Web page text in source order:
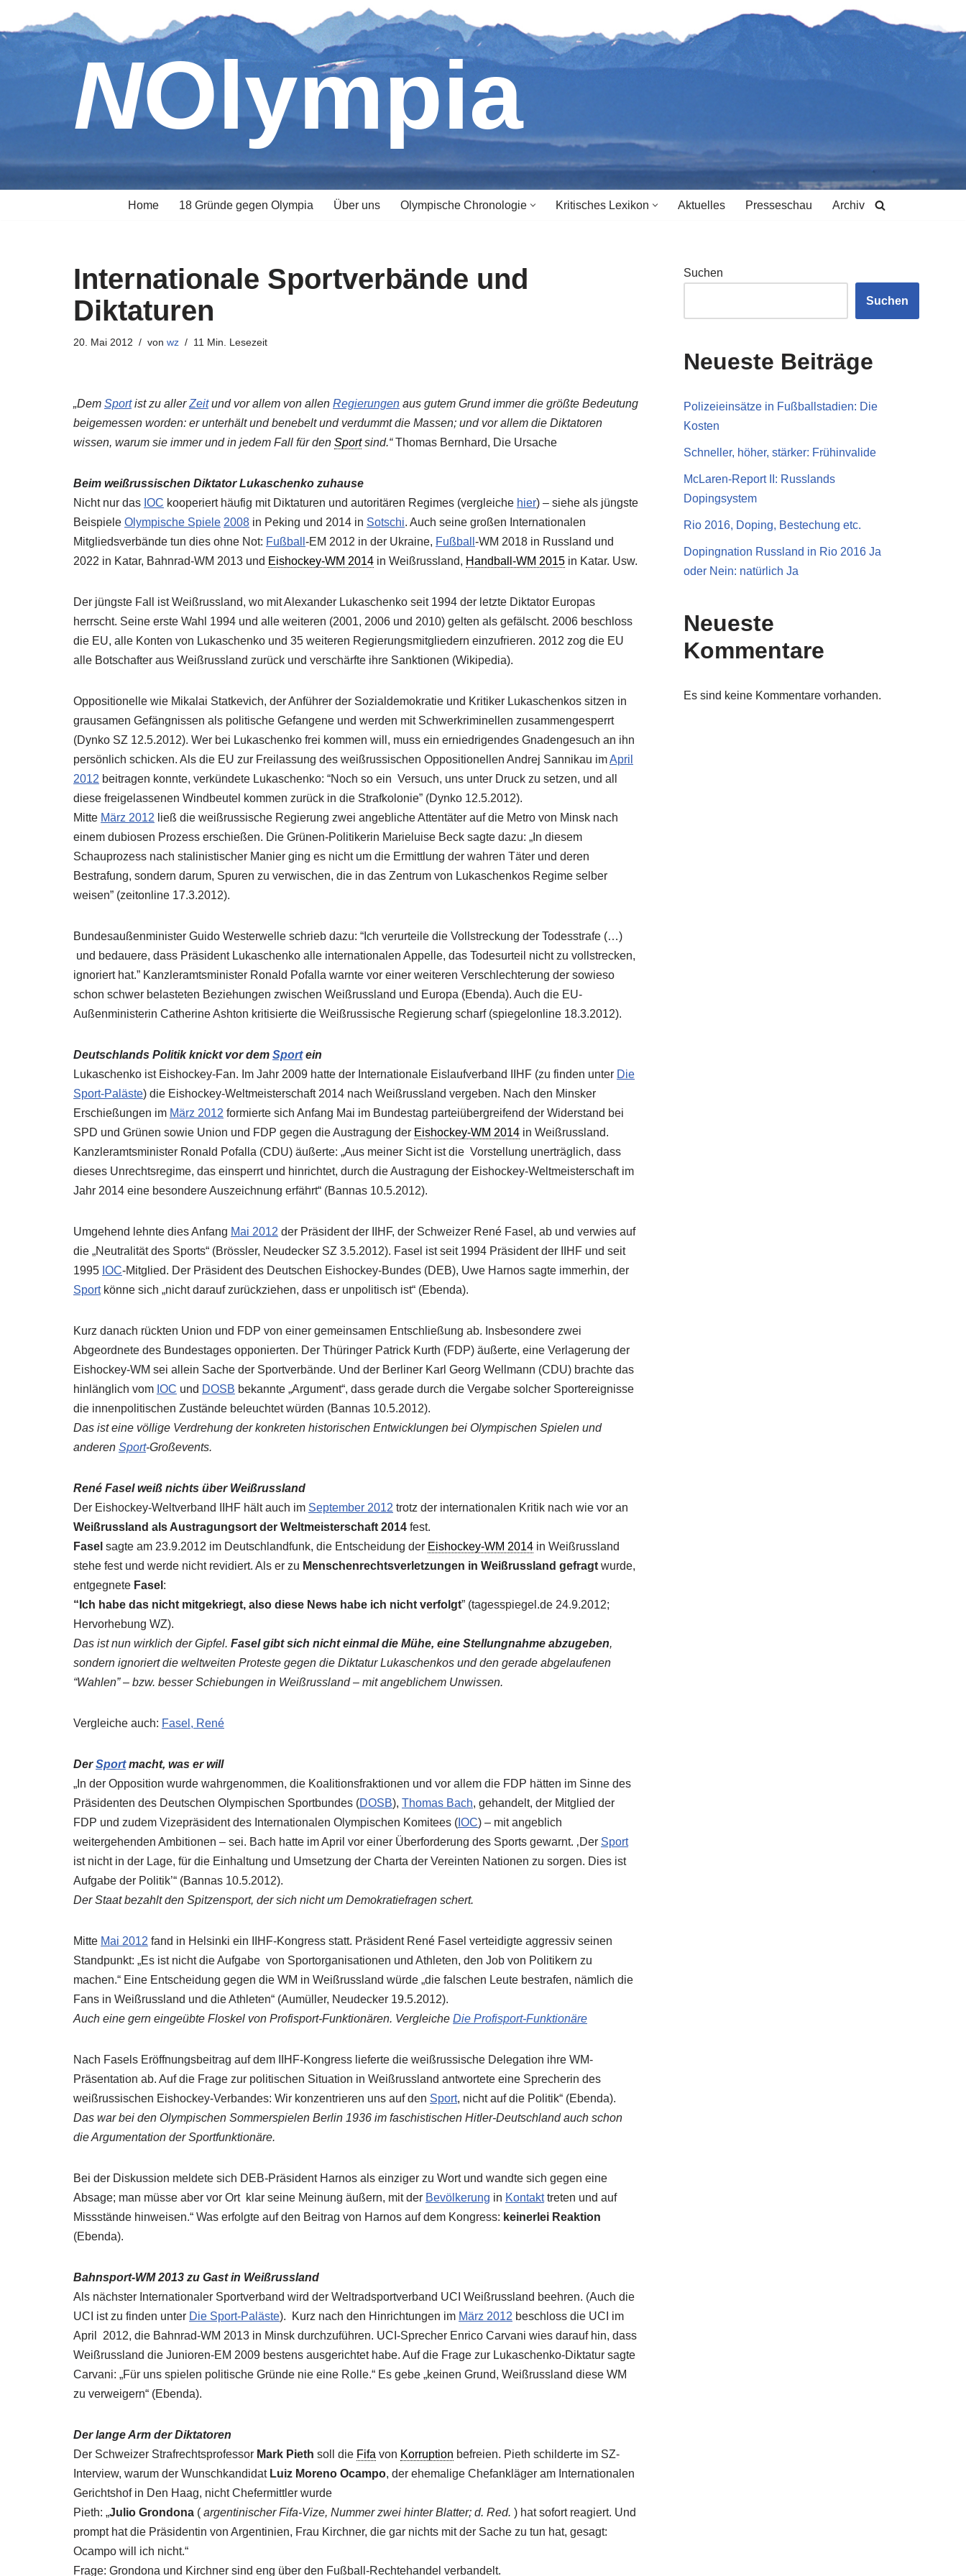
NOlympia
Home 18 Gründe gegen Olympia Über uns Olympische Chronologie Kritisches Lexikon Aktuelles Presseschau Archiv
Internationale Sportverbände und
Diktaturen
20. Mai 2012 von wz 11 Min. Lesezeit
„Dem Sportist zu allerZeitund vor allem von allen Regierungen aus gutem Grund immer die größte Bedeutung
beigemessen worden: er unterhält und benebelt und verdummt die Massen; und vor allem die Diktatoren
wissen, warum sie immer und in jedem Fall für den Sportsind.“Thomas Bernhard, Die Ursache
Beim weißrussischen Diktator Lukaschenko zuhause
Nicht nur das IOC kooperiert häufig mit Diktaturen und autoritären Regimes (vergleiche hier) – siehe als jüngste
Beispiele Olympische Spiele 2008 in Peking und 2014 in Sotschi. Auch seine großen Internationalen
Mitgliedsverbände tun dies ohne Not: Fußball -EM 2012 in der Ukraine, Fußball -WM 2018 in Russland und
2022 in Katar, Bahnrad-WM 2013 und Eishockey-WM 2014 in Weißrussland, Handball-WM 2015 in Katar. Usw.
Der jüngste Fall ist Weißrussland, wo mit Alexander Lukaschenko seit 1994 der letzte Diktator Europas
herrscht. Seine erste Wahl 1994 und alle weiteren (2001, 2006 und 2010) gelten als gefälscht. 2006 beschloss
die EU, alle Konten von Lukaschenko und 35 weiteren Regierungsmitgliedern einzufrieren. 2012 zog die EU
alle Botschafter aus Weißrussland zurück und verschärfte ihre Sanktionen (Wikipedia).
Oppositionelle wie Mikalai Statkevich, der Anführer der Sozialdemokratie und Kritiker Lukaschenkos sitzen in
grausamen Gefängnissen als politische Gefangene und werden mit Schwerkriminellen zusammengesperrt
(Dynko SZ 12.5.2012). Wer bei Lukaschenko frei kommen will, muss ein erniedrigendes Gnadengesuch an ihn
persönlich schicken. Als die EU zur Freilassung des weißrussischen Oppositionellen Andrej Sannikau imApril
2012 beitragen konnte, verkündete Lukaschenko: “Noch so ein Versuch, uns unter Druck zu setzen, und all
diese freigelassenen Windbeutel kommen zurück in die Strafkolonie” (Dynko 12.5.2012).
Mitte März 2012 ließ die weißrussische Regierung zwei angebliche Attentäter auf die Metro von Minsk nach
einem dubiosen Prozess erschießen. Die Grünen-Politikerin Marieluise Beck sagte dazu: „In diesem
Schauprozess nach stalinistischer Manier ging es nicht um die Ermittlung der wahren Täter und deren
Bestrafung, sondern darum, Spuren zu verwischen, die in das Zentrum von Lukaschenkos Regime selber
weisen” (zeitonline 17.3.2012).
Bundesaußenminister Guido Westerwelle schrieb dazu: “Ich verurteile die Vollstreckung der Todesstrafe (…)
und bedauere, dass Präsident Lukaschenko alle internationalen Appelle, das Todesurteil nicht zu vollstrecken,
ignoriert hat.” Kanzleramtsminister Ronald Pofalla warnte vor einer weiteren Verschlechterung der sowieso
schon schwer belasteten Beziehungen zwischen Weißrussland und Europa (Ebenda). Auch die EU-
Außenministerin Catherine Ashton kritisierte die Weißrussische Regierung scharf (spiegelonline 18.3.2012).
Deutschlands Politik knickt vor dem Sportein
Lukaschenko ist Eishockey-Fan. Im Jahr 2009 hatte der Internationale Eislaufverband IIHF (zu finden unter Die
Sport-Paläste) die Eishockey-Weltmeisterschaft 2014 nach Weißrussland vergeben. Nach den Minsker
Erschießungen im März 2012 formierte sich Anfang Mai im Bundestag parteiübergreifend der Widerstand bei
SPD und Grünen sowie Union und FDP gegen die Austragung der Eishockey-WM 2014 in Weißrussland.
Kanzleramtsminister Ronald Pofalla (CDU) äußerte: „Aus meiner Sicht ist die Vorstellung unerträglich, dass
dieses Unrechtsregime, das einsperrt und hinrichtet, durch die Austragung der Eishockey-Weltmeisterschaft im
Jahr 2014 eine besondere Auszeichnung erfährt“ (Bannas 10.5.2012).
Umgehend lehnte dies Anfang Mai 2012 der Präsident der IIHF, der Schweizer René Fasel, ab und verwies auf
die „Neutralität des Sports“ (Brössler, Neudecker SZ 3.5.2012). Fasel ist seit 1994 Präsident der IIHF und seit
1995 IOC-Mitglied. Der Präsident des Deutschen Eishockey-Bundes (DEB), Uwe Harnos sagte immerhin, der
Sportkönne sich „nicht darauf zurückziehen, dass er unpolitisch ist“ (Ebenda).
Kurz danach rückten Union und FDP von einer gemeinsamen Entschließung ab. Insbesondere zwei
Abgeordnete des Bundestages opponierten. Der Thüringer Patrick Kurth (FDP) äußerte, eine Verlagerung der
Eishockey-WM sei allein Sache der Sportverbände. Und der Berliner Karl Georg Wellmann (CDU) brachte das
hinlänglich vom IOC und DOSB bekannte „Argument“, dass gerade durch die Vergabe solcher Sportereignisse
die innenpolitischen Zustände beleuchtet würden (Bannas 10.5.2012).
Das ist eine völlige Verdrehung der konkreten historischen Entwicklungen bei Olympischen Spielen und
anderen Sport-Großevents.
René Fasel weiß nichts über Weißrussland
Der Eishockey-Weltverband IIHF hält auch im September 2012 trotz der internationalen Kritik nach wie vor an
Weißrussland als Austragungsort der Weltmeisterschaft 2014 fest.
Fasel sagte am 23.9.2012 im Deutschlandfunk, die Entscheidung der Eishockey-WM 2014 in Weißrussland
stehe fest und werde nicht revidiert. Als er zu Menschenrechtsverletzungen in Weißrussland gefragt wurde,
entgegnete Fasel :
“Ich habe das nicht mitgekriegt, also diese News habe ich nicht verfolgt” (tagesspiegel.de 24.9.2012;
Hervorhebung WZ).
Das ist nun wirklich der Gipfel. Fasel gibt sich nicht einmal die Mühe, eine Stellungnahme abzugeben,
sondern ignoriert die weltweiten Proteste gegen die Diktatur Lukaschenkos und den gerade abgelaufenen
“Wahlen” – bzw. besser Schiebungen in Weißrussland – mit angeblichem Unwissen.
Vergleiche auch: Fasel, René
DerSportmacht, was er will
„In der Opposition wurde wahrgenommen, die Koalitionsfraktionen und vor allem die FDP hätten im Sinne des
Präsidenten des Deutschen Olympischen Sportbundes (DOSB), Thomas Bach, gehandelt, der Mitglied der
FDP und zudem Vizepräsident des Internationalen Olympischen Komitees ( IOC) – mit angeblich
weitergehenden Ambitionen – sei. Bach hatte im April vor einer Überforderung des Sports gewarnt. ‚Der Sport
ist nicht in der Lage, für die Einhaltung und Umsetzung der Charta der Vereinten Nationen zu sorgen. Dies ist
Aufgabe der Politik’“ (Bannas 10.5.2012).
Der Staat bezahlt den Spitzensport, der sich nicht um Demokratiefragen schert.
Mitte Mai 2012 fand in Helsinki ein IIHF-Kongress statt. Präsident René Fasel verteidigte aggressiv seinen
Standpunkt: „Es ist nicht die Aufgabe von Sportorganisationen und Athleten, den Job von Politikern zu
machen.“ Eine Entscheidung gegen die WM in Weißrussland würde „die falschen Leute bestrafen, nämlich die
Fans in Weißrussland und die Athleten“ (Aumüller, Neudecker 19.5.2012).
Auch eine gern eingeübte Floskel von Profisport-Funktionären. Vergleiche Die Profisport-Funktionäre
Nach Fasels Eröffnungsbeitrag auf dem IIHF-Kongress lieferte die weißrussische Delegation ihre WM-
Präsentation ab. Auf die Frage zur politischen Situation in Weißrussland antwortete eine Sprecherin des
weißrussischen Eishockey-Verbandes: Wir konzentrieren uns auf den Sport, nicht auf die Politik“ (Ebenda).
Das war bei den Olympischen Sommerspielen Berlin 1936 im faschistischen Hitler-Deutschland auch schon
die Argumentation der Sportfunktionäre.
Bei der Diskussion meldete sich DEB-Präsident Harnos als einziger zu Wort und wandte sich gegen eine
Absage; man müsse aber vor Ort klar seine Meinung äußern, mit der Bevölkerung in Kontakttreten und auf
Missstände hinweisen.“ Was erfolgte auf den Beitrag von Harnos auf dem Kongress: keinerlei Reaktion
(Ebenda).
Bahnsport-WM 2013 zu Gast in Weißrussland
Als nächster Internationaler Sportverband wird der Weltradsportverband UCI Weißrussland beehren. (Auch die
UCI ist zu finden unter Die Sport-Paläste). Kurz nach den Hinrichtungen im März 2012 beschloss die UCI im
April 2012, die Bahnrad-WM 2013 in Minsk durchzuführen. UCI-Sprecher Enrico Carvani wies darauf hin, dass
Weißrussland die Junioren-EM 2009 bestens ausgerichtet habe. Auf die Frage zur Lukaschenko-Diktatur sagte
Carvani: „Für uns spielen politische Gründe nie eine Rolle.“ Es gebe „keinen Grund, Weißrussland diese WM
zu verweigern“ (Ebenda).
Der lange Arm der Diktatoren
Der Schweizer Strafrechtsprofessor Mark Pieth soll die Fifa von Korruption befreien. Pieth schilderte im SZ-
Interview, warum der Wunschkandidat Luiz Moreno Ocampo, der ehemalige Chefankläger am Internationalen
Gerichtshof in Den Haag, nicht Chefermittler wurde
Pieth: „Julio Grondona ( argentinischer Fifa-Vize, Nummer zwei hinter Blatter; d. Red. ) hat sofort reagiert. Und
prompt hat die Präsidentin von Argentinien, Frau Kirchner, die gar nichts mit der Sache zu tun hat, gesagt:
Ocampo will ich nicht.“
Frage: Grondona und Kirchner sind eng über den Fußball-Rechtehandel verbandelt.
Suchen
Suchen
Neueste Beiträge
Polizeieinsätze in Fußballstadien: Die
Kosten
Schneller, höher, stärker: Frühinvalide
McLaren-Report II: Russlands
Dopingsystem
Rio 2016, Doping, Bestechung etc.
Dopingnation Russland in Rio 2016 Ja
oder Nein: natürlich Ja
Neueste
Kommentare
Es sind keine Kommentare vorhanden.